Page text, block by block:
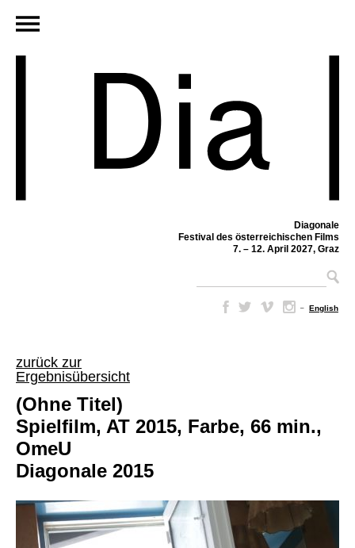
Diagonale
Festival des österreichischen Films
7. – 12. April 2027, Graz
– English
zurück zur
Ergebnisübersicht
(Ohne Titel)
Spielfilm, AT 2015, Farbe, 66 min.,
OmeU
Diagonale 2015